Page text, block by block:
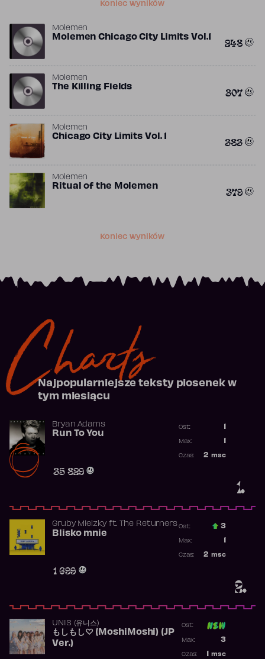
Koniec wyników
Molemen
Molemen Chicago City Limits Vol.1 248
Molemen
The Killing Fields 307
Molemen
Chicago City Limits Vol. 1 383
Molemen
Ritual of the Molemen 379
Koniec wyników
Charts
Najpopularniejsze teksty piosenek w
tym miesiącu
1.
Bryan Adams
Run To You
35 829
Ost.:
Max:
2 msc
Czas:
2.
Gruby Mielzkyft. The Returners
Blisko mnie
1 699
Ost.: 3
Max:
2 msc
Czas:
UNIS (유니스)
もしもし♡ (MoshiMoshi) (JP
Ver.)
Ost:
3
Max:
msc
Czas: